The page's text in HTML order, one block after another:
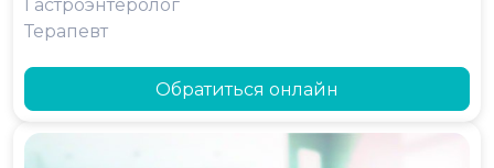
Гастроэнтеролог
Терапевт
Обратиться онлайн